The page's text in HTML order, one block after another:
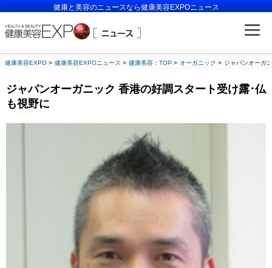
健康と美容のニュースなら健康美容EXPOニュース
健康美容EXPO 健康美容EXPOニュース 健康美容：TOP オーガニック ジャパンオーガ
ジャパンオーガニック 香港の好調スタート受け露･仏
も視野に